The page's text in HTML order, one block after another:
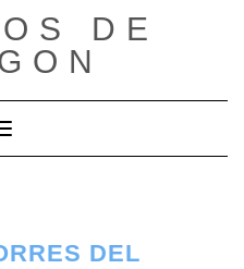
DE
Cambiar modo de navegación
DEL